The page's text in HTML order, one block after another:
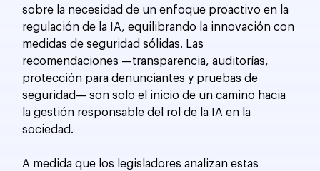
sobre la necesidad de un enfoque proactivo en la
regulación de la IA, equilibrando la innovación con
medidas de seguridad sólidas. Las
recomendaciones —transparencia, auditorías,
protección para denunciantes y pruebas de
seguridad— son solo el inicio de un camino hacia
la gestión responsable del rol de la IA en la
sociedad.
A medida que los legisladores analizan estas